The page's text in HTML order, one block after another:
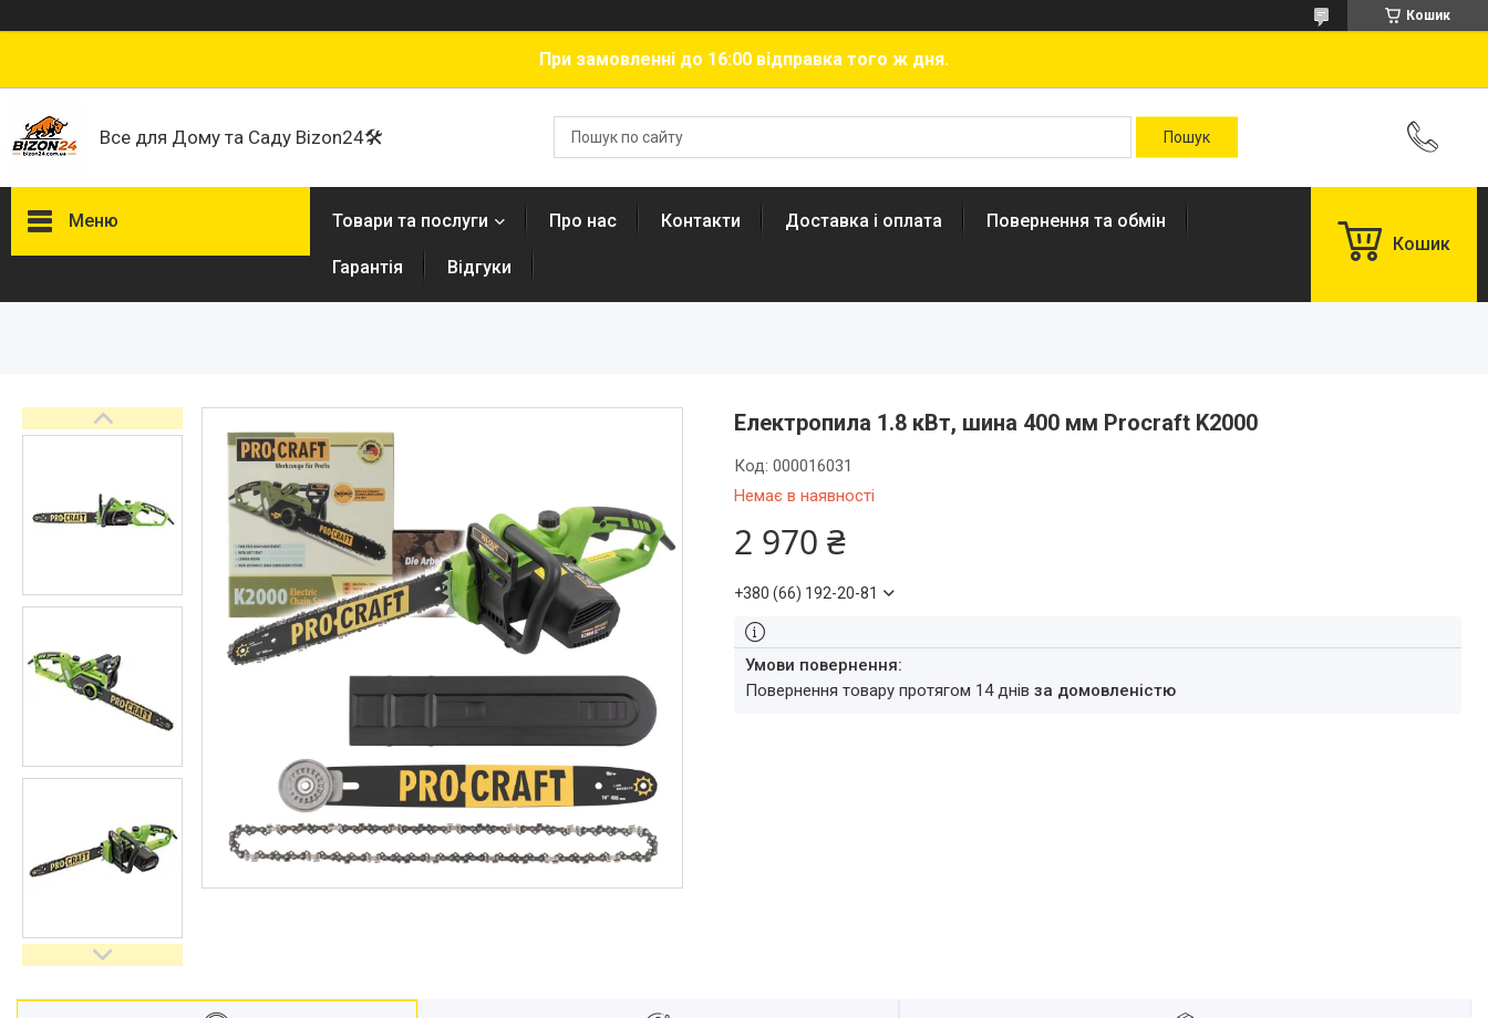
Кошик
При замовленні до 16:00 відправка того ж дня.
Все для Дому та Саду Bizon24🛠
Меню Товари та послуги Про нас Контакти Доставка і оплата Повернення та обмін
Гарантія Відгуки
Кошик
Електропила 1.8 кВт, шина 400 мм Procraft K2000
Немає в наявності
Код: 000016031
2 970 ₴
+380 (66) 192-20-81
повернення товару протягом 14 днів за домовленістю